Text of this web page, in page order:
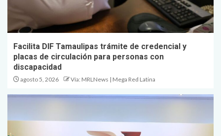
Facilita DIF Tamaulipas trámite de credencial y
placas de circulación para personas con
discapacidad
agosto 5, 2026 Vía: MRLNews | Mega Red Latina